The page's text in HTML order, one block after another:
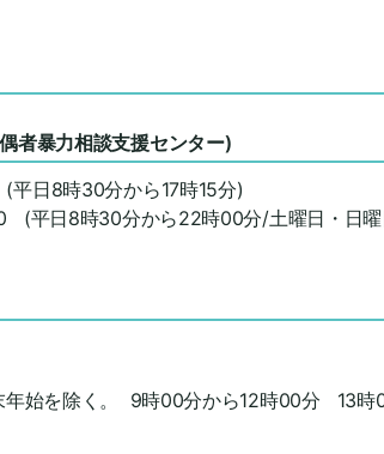
者暴力相談支援センター)
日8時30分から17時15分)
(平日8時30分から22時00分/土曜日・日曜
始を除く。 9時00分から12時00分 13時